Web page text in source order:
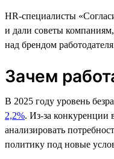
HR-cпециалисты
и дали советы
над брендом
Зачем
В 2025 году уровень
2,2%. Из-за
анализировать
политику под новые